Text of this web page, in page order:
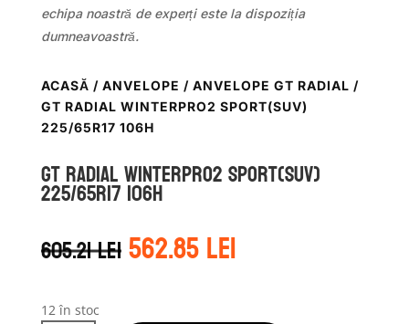
echipa noastră de experți este la dispoziția
dumneavoastră.
ACASĂ / ANVELOPE / ANVELOPE GT RADIAL /
GT RADIAL WINTERPRO2 SPORT(SUV)
225/65R17 106H
GT Radial WINTERPRO2 SPORT(SUV)
225/65R17 106H
605.21leiPrețul
inițial
562.85leiPrețul
curent
12 în stoc